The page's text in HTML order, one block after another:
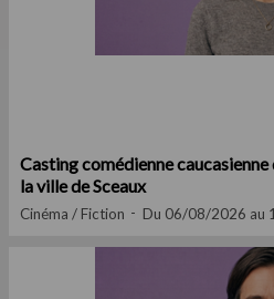
Casting comédienne
la ville de Sceaux
Cinéma / Fiction Du 06/08/2026 au